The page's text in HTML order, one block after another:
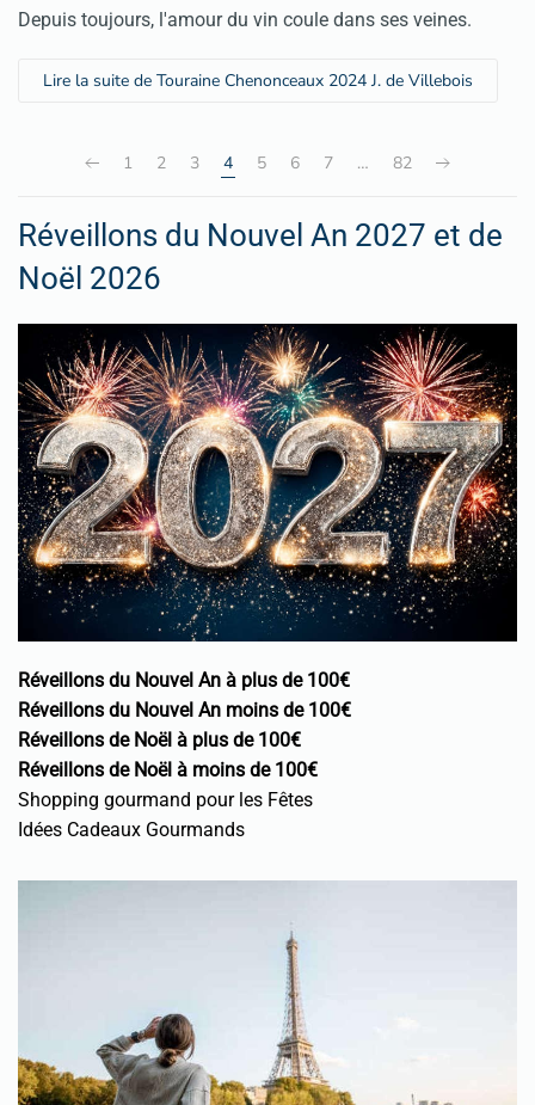
Depuis toujours, l'amour du vin coule dans ses veines.
Lire la suite de Touraine Chenonceaux 2024 J. de Villebois
1 2 3 4 5 6 7 … 82
Réveillons du Nouvel An 2027 et de
Noël 2026
Réveillons du Nouvel An à plus de 100€
Réveillons du Nouvel An moins de 100€
Réveillons de Noël à plus de 100€
Réveillons de Noël à moins de 100€
Shopping gourmand pour les Fêtes
Idées Cadeaux Gourmands